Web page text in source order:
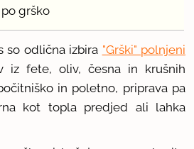
grško
so odlična izbira "Grški" polnjeni
iz fete, oliv, česna in krušnih
in poletno, priprava pa
kot topla predjed ali lahka